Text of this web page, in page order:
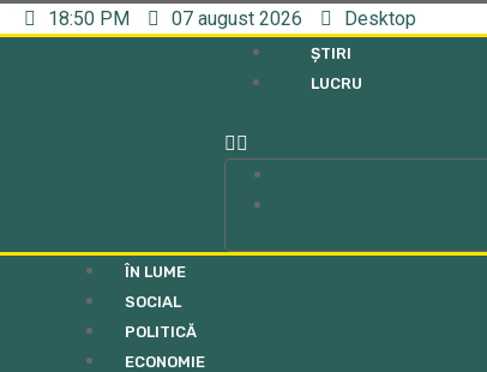
18:50 PM 07 august 2026 Desktop
ȘTIRI
LUCRU
ÎN LUME
SOCIAL
POLITICĂ
ECONOMIE